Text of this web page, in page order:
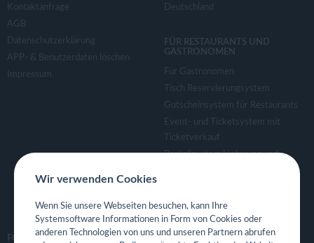
Kontaktanfrage
AGB
Datenschutzerklärung
APP- & Benutzerdaten löschen
Impressum
Deutschland
FÜR RESTAURANTS UND
GASTRONOMEN
Für Gastronomen
Tisch Reservierungsystem
Gutscheinsystem für Restaurants
Event- und Ticketsystem mit
Ticketverkauf
Bestellsystem Lieferung und
Eigene App für Restaurant
FOLGE UNS
Wir verwenden Cookies
Wenn Sie unsere Webseiten besuchen, kann Ihre
Systemsoftware Informationen in Form von Cookies oder
anderen Technologien von uns und unseren Partnern abrufen